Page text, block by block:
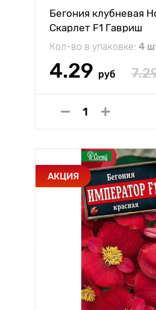
Бегония клубневая
Скарлет F1 Гавриш
Кол-во в упаковке: 4
4.29 руб
АКЦИЯ